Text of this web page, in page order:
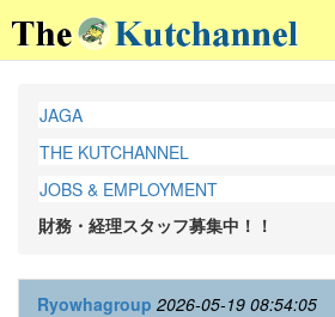
JAGA
THE KUTCHANNEL
JOBS & EMPLOYMENT
財務・経理スタッフ募集中！！
Ryowhagroup 2026-05-19 08:54:05